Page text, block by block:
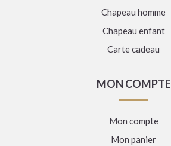
Chapeau homme
Chapeau enfant
Carte cadeau
MON COMPTE
Mon compte
Mon panier